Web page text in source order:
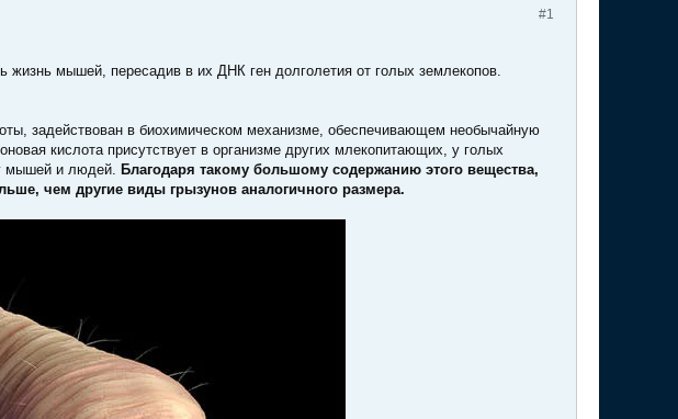
#1
жизнь мышей, пересадив в их ДНК ген долголетия от голых землекопов.
задействован в биохимическом механизме, обеспечивающем необычайную
кислота присутствует в организме других млекопитающих, у голых
мышей и людей. Благодаря такому большому содержанию этого вещества,
чем другие виды грызунов аналогичного размера.